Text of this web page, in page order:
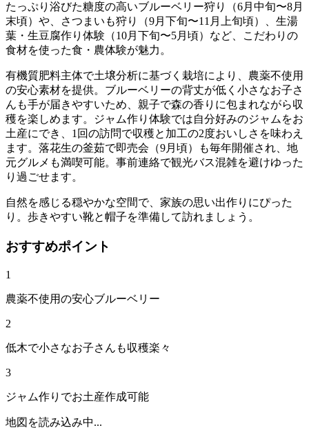
たっぷり浴びた糖度の高いブルーベリー狩り（6月中旬〜8月
末頃）や、さつまいも狩り（9月下旬〜11月上旬頃）、生湯
葉・生豆腐作り体験（10月下旬〜5月頃）など、こだわりの
食材を使った食・農体験が魅力。
有機質肥料主体で土壌分析に基づく栽培により、農薬不使用
の安心素材を提供。ブルーベリーの背丈が低く小さなお子さ
んも手が届きやすいため、親子で森の香りに包まれながら収
穫を楽しめます。ジャム作り体験では自分好みのジャムをお
土産にでき、1回の訪問で収穫と加工の2度おいしさを味わえ
ます。落花生の釜茹で即売会（9月頃）も毎年開催され、地
元グルメも満喫可能。事前連絡で観光バス混雑を避けゆった
り過ごせます。
自然を感じる穏やかな空間で、家族の思い出作りにぴった
り。歩きやすい靴と帽子を準備して訪れましょう。
おすすめポイント
1
農薬不使用の安心ブルーベリー
2
低木で小さなお子さんも収穫楽々
3
ジャム作りでお土産作成可能
地図を読み込み中...